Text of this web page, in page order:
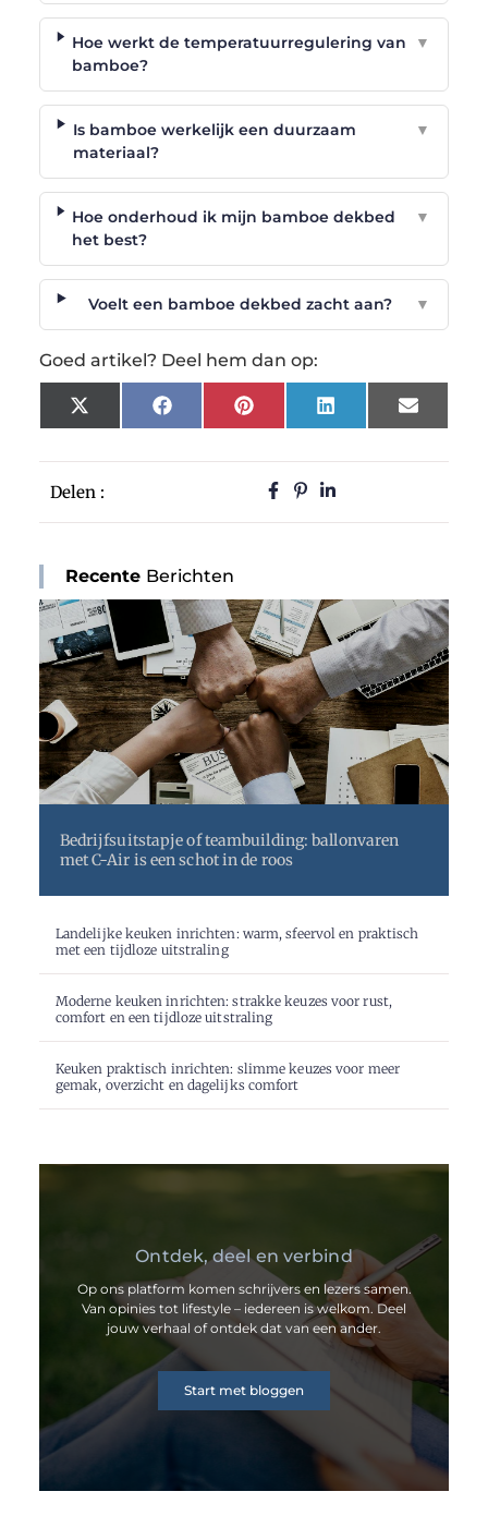
Delen :
Recente Berichten
Bedrijfsuitstapje of teambuilding: ballonvaren
met C-Air is een schot in de roos
Landelijke keuken inrichten: warm, sfeervol en praktisch
met een tijdloze uitstraling
Moderne keuken inrichten: strakke keuzes voor rust,
comfort en een tijdloze uitstraling
Keuken praktisch inrichten: slimme keuzes voor meer
gemak, overzicht en dagelijks comfort
Ontdek, deel en verbind
Op ons platform komen schrijvers en lezers samen.
Van opinies tot lifestyle – iedereen is welkom. Deel
jouw verhaal of ontdek dat van een ander.
Start met bloggen
Hoe werkt de temperatuurregulering van
bamboe?
▼
Is bamboe werkelijk een duurzaam
materiaal?
▼
Hoe onderhoud ik mijn bamboe dekbed
het best?
▼
Voelt een bamboe dekbed zacht aan? ▼
Goed artikel? Deel hem dan op:
X
(Twitter)
FacebookPinterest LinkedIn Email